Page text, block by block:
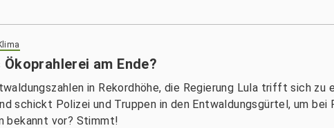
am Ende?
in Rekordhöhe, die Regierung Lula trifft sich zu
schickt Polizei und Truppen in den Entwaldungsgürtel, um bei
bekannt vor? Stimmt!